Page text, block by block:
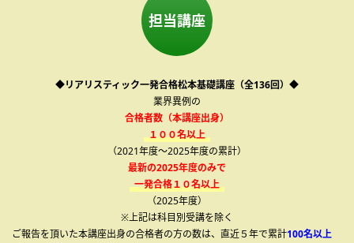
担当講座
◆リアリスティック一発合格松本基礎講座（全136回）◆
業界異例の
合格者数（本講座出身）
１００名以上
（2021年度～2025年度の累計）
最新の2025年度のみで
一発合格１０名以上
（2025年度）
※上記は科目別受講を除く
ご報告を頂いた本講座出身の合格者の方の数は、直近５年で累計100名以上